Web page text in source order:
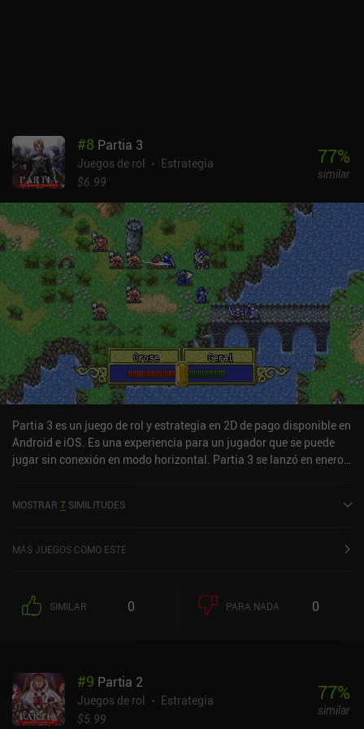
#8 Partia 3
Juegos de rol
Estrategia
$6.99
77%
similar
Partia 3 es un juego de rol y estrategia en 2D de pago disponible en
Android e iOS. Es una experiencia para un jugador que se puede
jugar sin conexión en modo horizontal. Partia 3 se lanzó en enero
MOSTRAR 7 SIMILITUDES
MÁS JUEGOS COMO ESTE
SIMILAR 0 PARA NADA 0
#9 Partia 2
Juegos de rol
Estrategia
$5.99
77%
similar